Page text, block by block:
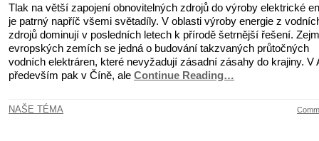
Tlak na větší zapojení obnovitelných zdrojů do výroby elektrické
je patrný napříč všemi světadíly. V oblasti výroby energie z
zdrojů dominují v posledních letech k přírodě šetrnější řešení.
evropských zemích se jedná o budování takzvaných průtočných
vodních elektráren, které nevyžadují zásadní zásahy do krajiny. V
především pak v Číně, ale Continue Reading…
NAŠE TÉMA